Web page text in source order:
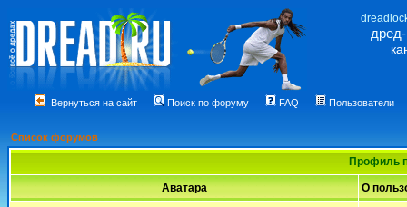
Вернуться на сайт Поиск по форуму FAQ Пользователи
Список форумов
Профиль
Аватара О